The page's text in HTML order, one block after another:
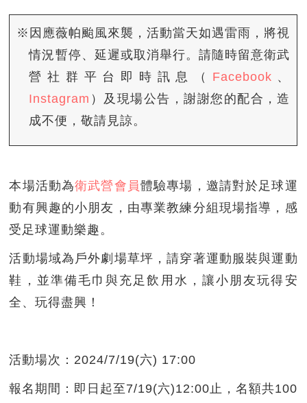
※因應薇帕颱風來襲，活動當天如遇雷雨，將視
情況暫停、延遲或取消舉行。請隨時留意衛武
營社群平台即時訊息（ Facebook 、
Instagram ）及現場公告，謝謝您的配合，造
成不便，敬請見諒。
本場活動為衛武營會員體驗專場，邀請對於足球運
動有興趣的小朋友，由專業教練分組現場指導，感
受足球運動樂趣。
活動場域為戶外劇場草坪，請穿著運動服裝與運動
鞋，並準備毛巾與充足飲用水，讓小朋友玩得安
全、玩得盡興！
活動場次：2024/7/19(六) 17:00
報名期間：即日起至7/19(六)12:00止，名額共100